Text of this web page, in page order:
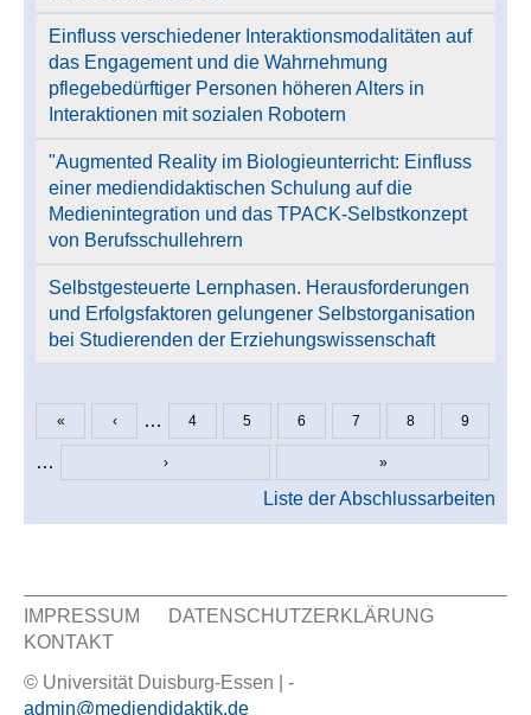
Einfluss verschiedener Interaktionsmodalitäten auf
das Engagement und die Wahrnehmung
pflegebedürftiger Personen höheren Alters in
Interaktionen mit sozialen Robotern
"Augmented Reality im Biologieunterricht: Einfluss
einer mediendidaktischen Schulung auf die
Medienintegration und das TPACK-Selbstkonzept
von Berufsschullehrern
Selbstgesteuerte Lernphasen. Herausforderungen
und Erfolgsfaktoren gelungener Selbstorganisation
bei Studierenden der Erziehungswissenschaft
Seiten
« ‹ … 4 5 6 7 8 9
… › »
Liste der Abschlussarbeiten
Sekundär Menü
IMPRESSUM
DATENSCHUTZERKLÄRUNG
KONTAKT
© Universität Duisburg-Essen | -
admin@mediendidaktik.de